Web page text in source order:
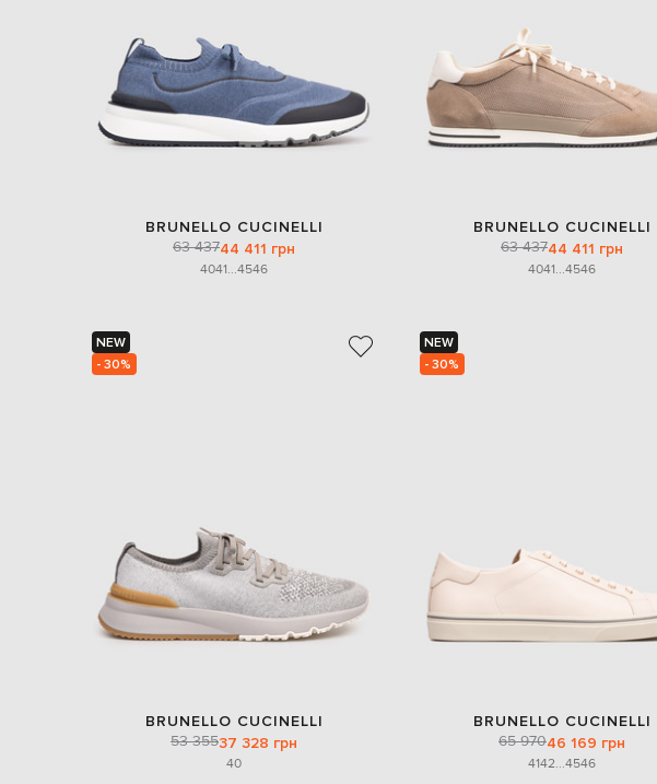
BRUNELLO CUCINELLI
63 43744 411 грн
4041...4546
BRUNELLO CUCINELLI
63 43744 411 грн
4041...4546
NEW
- 30%
BRUNELLO CUCINELLI
53 35537 328 грн
40
NEW
- 30%
BRUNELLO CUCINELLI
65 97046 169 грн
4142...4546